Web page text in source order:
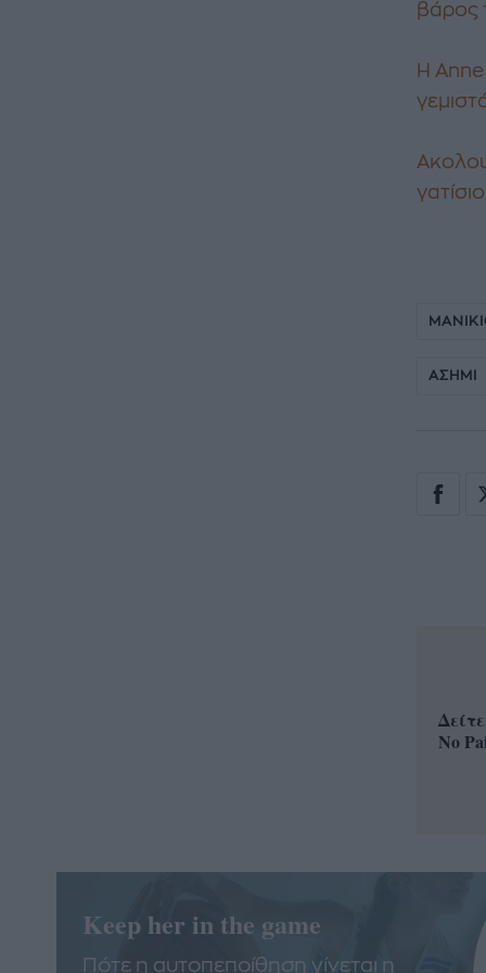
βάρος
Η
ΑΣΗΜΙ
No
Keep her in the game
Πότε η αυτοπεποίθηση γίνεται η